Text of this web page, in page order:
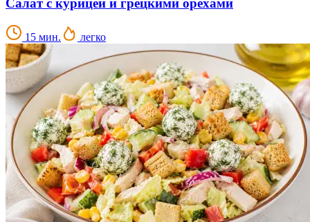
Салат с курицей и грецкими орехами
15 мин. легко